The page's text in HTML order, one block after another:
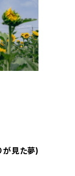
が見た夢)